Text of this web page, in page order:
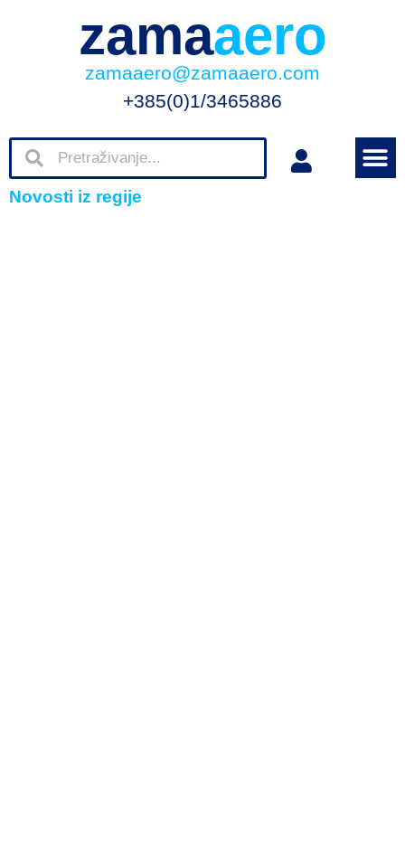
zamaaero
zamaaero@zamaaero.com
+385(0)1/3465886
Novosti iz regije